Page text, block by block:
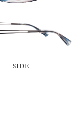
SIDE